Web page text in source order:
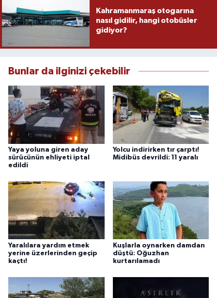
Kahramanmaraş otogarına
nasıl gidilir, hangi otobüsler
gidiyor?
Bunlar da ilginizi çekebilir
Yaya yoluna giren aday
sürücünün ehliyeti iptal
edildi
Yolcu indirirken tır çarptı!
Midibüs devrildi: 11 yaralı
Yaralılara yardım etmek
yerine üzerlerinden geçip
kaçtı!
Kuşlarla oynarken damdan
düştü: Oğuzhan
kurtarılamadı